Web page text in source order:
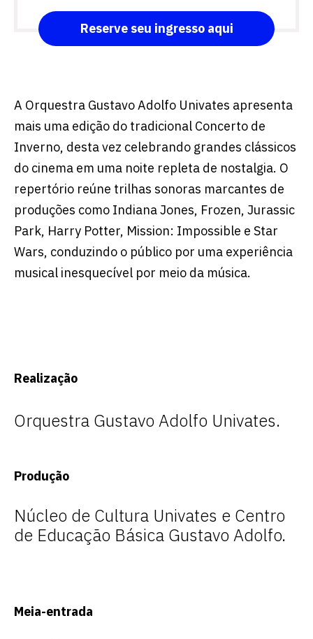
A Orquestra Gustavo Adolfo Univates apresenta
mais uma edição do tradicional Concerto de
Inverno, desta vez celebrando grandes clássicos
do cinema em uma noite repleta de nostalgia. O
repertório reúne trilhas sonoras marcantes de
produções como Indiana Jones, Frozen, Jurassic
Park, Harry Potter, Mission: Impossible e Star
Wars, conduzindo o público por uma experiência
musical inesquecível por meio da música.
Realização
Orquestra Gustavo Adolfo Univates.
Produção
Núcleo de Cultura Univates e Centro
de Educação Básica Gustavo Adolfo.
Meia-entrada
Reserve seu ingresso aqui